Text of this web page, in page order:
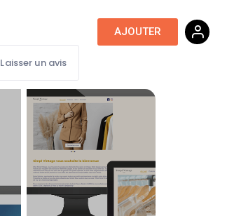
AJOUTER
Laisser un avis